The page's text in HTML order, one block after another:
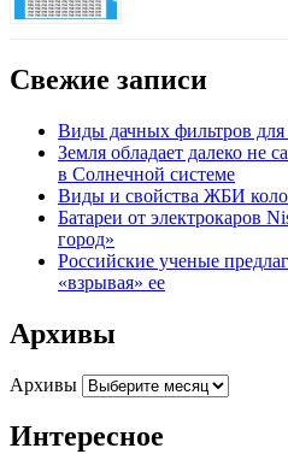
Свежие записи
Виды дачных фильтров
Земля обладает далеко не
в Солнечной системе
Виды и свойства ЖБИ
Батареи от электрокаров
город»
Российские ученые
«взрывая» ее
Архивы
Архивы
Интересное